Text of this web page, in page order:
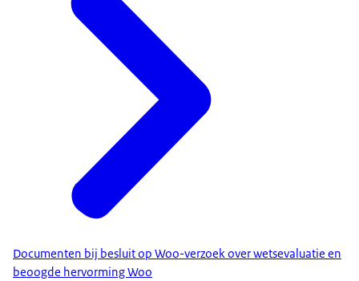
Documenten bij besluit op Woo-verzoek over wetsevaluatie en
beoogde hervorming Woo